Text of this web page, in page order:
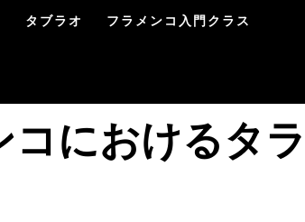
タブラオ
フラメンコ入門クラス
コにおけるタ